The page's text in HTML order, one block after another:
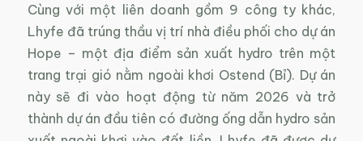
Cùng với một liên doanh gồm 9 công ty khác,
Lhyfe đã trúng thầu vị trí nhà điều phối cho dự án
Hope – một địa điểm sản xuất hydro trên một
trang trại gió nằm ngoài khơi Ostend (Bỉ). Dự án
này sẽ đi vào hoạt động từ năm 2026 và trở
thành dự án đầu tiên có đường ống dẫn hydro sản